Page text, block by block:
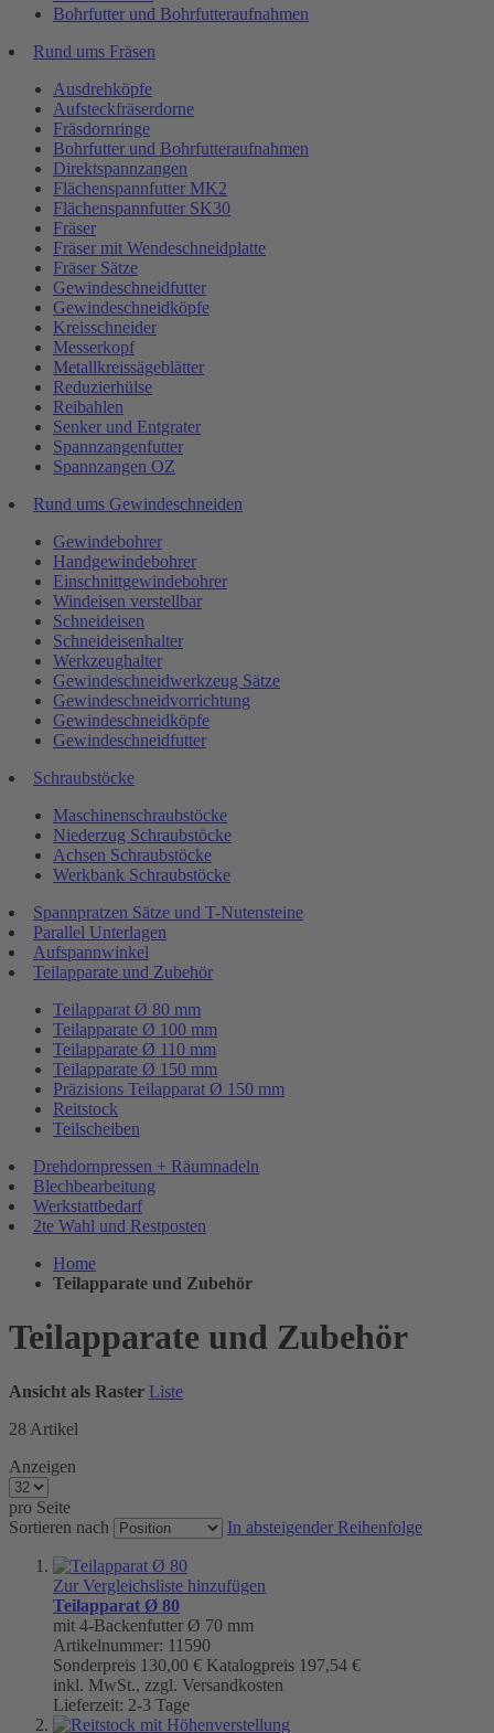
Bohrfutter und Bohrfutteraufnahmen
Rund ums Fräsen
Ausdrehköpfe
Aufsteckfräserdorne
Fräsdornringe
Bohrfutter und Bohrfutteraufnahmen
Direktspannzangen
Flächenspannfutter MK2
Flächenspannfutter SK30
Fräser
Fräser mit Wendeschneidplatte
Fräser Sätze
Gewindeschneidfutter
Gewindeschneidköpfe
Kreisschneider
Messerkopf
Metallkreissägeblätter
Reduzierhülse
Reibahlen
Senker und Entgrater
Spannzangenfutter
Spannzangen OZ
Rund ums Gewindeschneiden
Gewindebohrer
Handgewindebohrer
Einschnittgewindebohrer
Windeisen verstellbar
Schneideisen
Schneideisenhalter
Werkzeughalter
Gewindeschneidwerkzeug Sätze
Gewindeschneidvorrichtung
Gewindeschneidköpfe
Gewindeschneidfutter
Schraubstöcke
Maschinenschraubstöcke
Niederzug Schraubstöcke
Achsen Schraubstöcke
Werkbank Schraubstöcke
Spannpratzen Sätze und T-Nutensteine
Parallel Unterlagen
Aufspannwinkel
Teilapparate und Zubehör
Teilapparat Ø 80 mm
Teilapparate Ø 100 mm
Teilapparate Ø 110 mm
Teilapparate Ø 150 mm
Präzisions Teilapparat Ø 150 mm
Reitstock
Teilscheiben
Drehdornpressen + Räumnadeln
Blechbearbeitung
Werkstattbedarf
2te Wahl und Restposten
Home
Teilapparate und Zubehör
Teilapparate und Zubehör
Ansicht als Raster Liste
28 Artikel
Anzeigen
pro Seite
Sortieren nach
In absteigender Reihenfolge
Zur Vergleichsliste hinzufügen
Teilapparat Ø 80
mit 4-Backenfutter Ø 70 mm
Artikelnummer: 11590
Sonderpreis 130,00 € Katalogpreis 197,54 €
inkl. MwSt., zzgl. Versandkosten
Lieferzeit: 2-3 Tage